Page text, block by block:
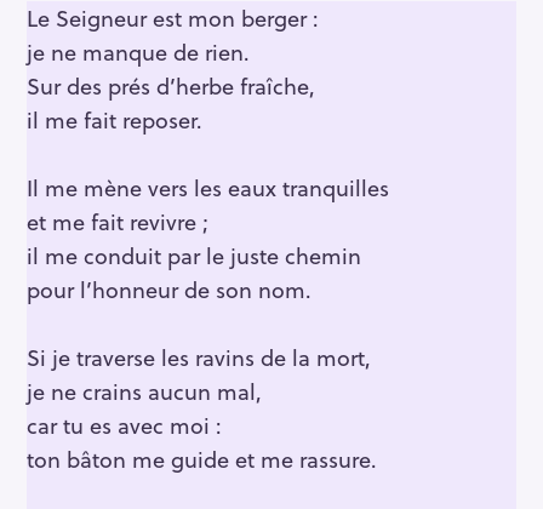
Le Seigneur est mon berger :
je ne manque de rien.
Sur des prés d’herbe fraîche,
il me fait reposer.
Il me mène vers les eaux tranquilles
et me fait revivre ;
il me conduit par le juste chemin
pour l’honneur de son nom.
Si je traverse les ravins de la mort,
je ne crains aucun mal,
car tu es avec moi :
ton bâton me guide et me rassure.